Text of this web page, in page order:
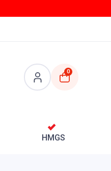
0
HMGS